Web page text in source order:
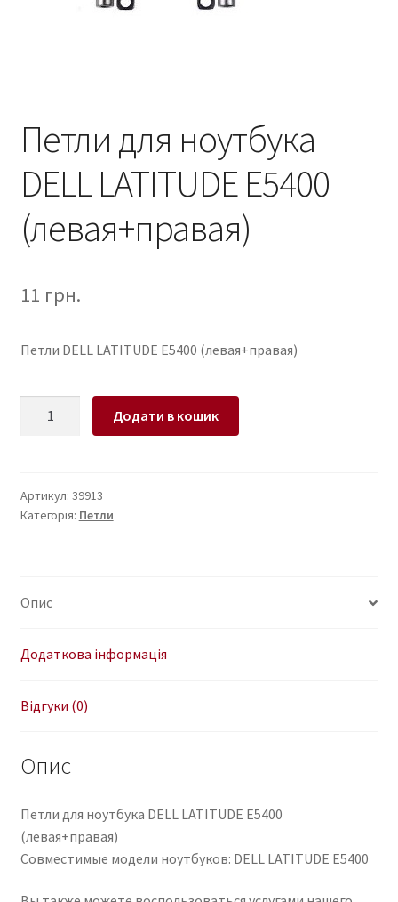
Петли для ноутбука
DELL LATITUDE E5400
(левая+правая)
11 грн.
Петли DELL LATITUDE E5400 (левая+правая)
LATITUDE
E5400
Додати в кошик
Артикул: 39913
Категорія: Петли
Опис
Додаткова інформація
Відгуки (0)
Опис
Петли для ноутбука DELL LATITUDE E5400
(левая+правая)
Совместимые модели ноутбуков: DELL LATITUDE E5400